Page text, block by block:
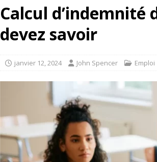
Calcul d’indemnité
devez savoir
janvier 12, 2024 John Spencer Emploi